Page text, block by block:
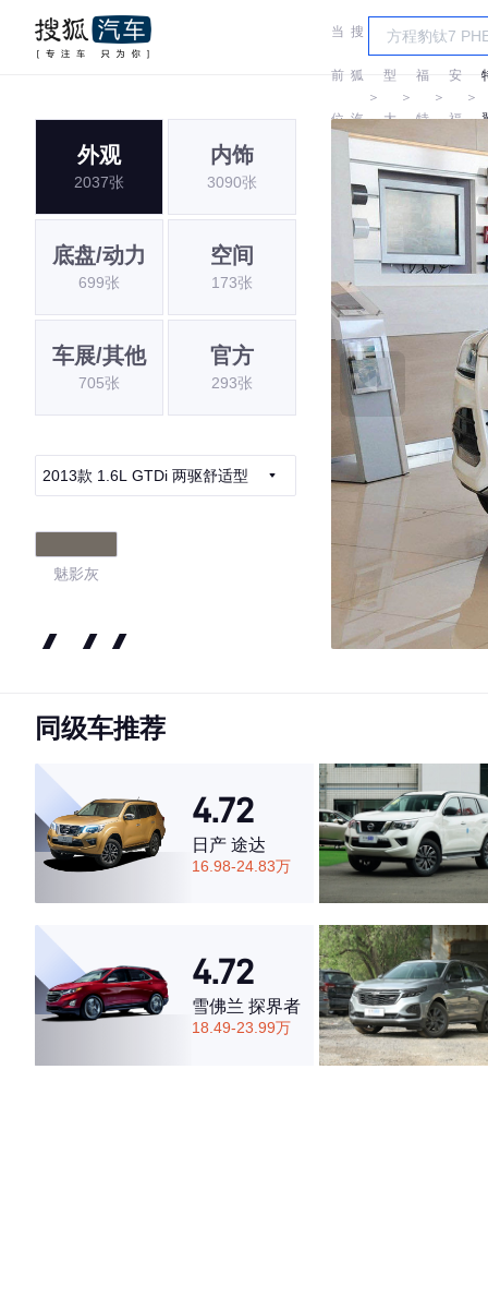
当
前
位
置:
搜
狐
汽
车
＞
车
型
大
全
＞
福
特
＞
长
安
福
＞
外观
2037张
内饰
3090张
底盘/动力
699张
空间
173张
车展/其他
705张
官方
293张
2013款 1.6L GTDi 两驱舒适型
魅影灰
4.44
·外观表现一般，低于80%同级车
·空间表现一般，低于86%同级车
同级车推荐
4.72
日产 途达
16.98-24.83万
4.72
雪佛兰 探界者
18.49-23.99万